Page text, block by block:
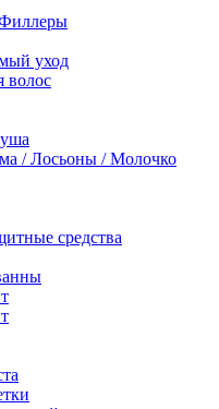
уход
волос
/ Лосьоны / Молочко
средства